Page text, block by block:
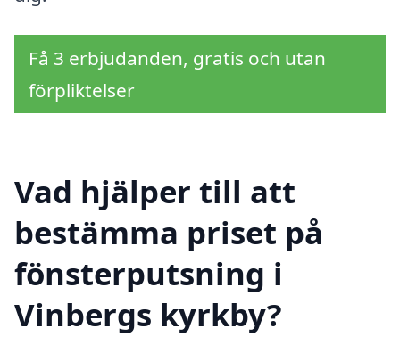
Få 3 erbjudanden, gratis och utan
förpliktelser
Vad hjälper till att
bestämma priset på
fönsterputsning i
Vinbergs kyrkby?